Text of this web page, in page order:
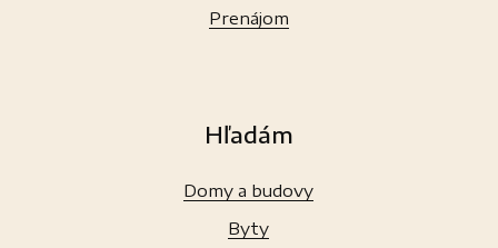
Prenájom
Hľadám
Domy a budovy
Byty